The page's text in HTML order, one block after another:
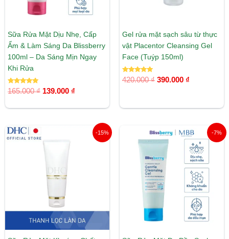
Sữa Rửa Mặt Dịu Nhẹ, Cấp
Ẩm & Làm Sáng Da Blissberry
100ml – Da Sáng Mịn Ngay
Khi Rửa
Được xếp
hạng
165.000₫ 139.000 ₫
Gel rửa mặt sạch sâu từ thực
vật Placentor Cleansing Gel
Face (Tuýp 150ml)
Được xếp
hạng
420.000₫ 390.000 ₫
-15%
là:
-7%
Giá
gốc
150.000 ₫.
Giá
hiện
tại
là:
139.000 ₫.